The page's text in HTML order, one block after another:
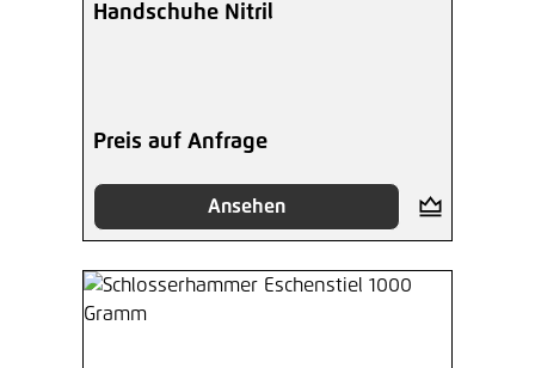
Handschuhe Nitril
Preis auf Anfrage
Ansehen